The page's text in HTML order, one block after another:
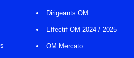
Dirigeants OM
Effectif OM 2024 / 2025
OM Mercato